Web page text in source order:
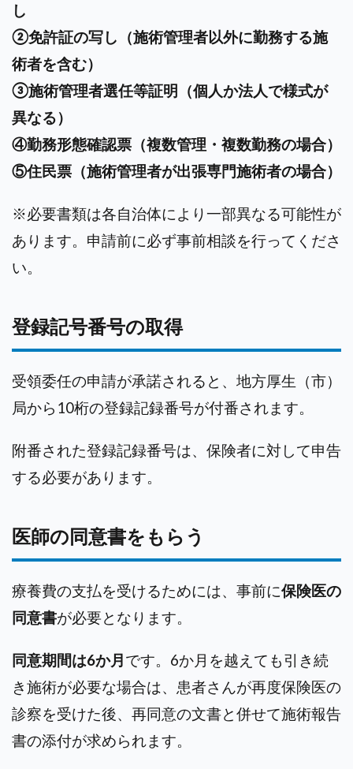
し
②免許証の写し（施術管理者以外に勤務する施
術者を含む）
③施術管理者選任等証明（個人か法人で様式が
異なる）
④勤務形態確認票（複数管理・複数勤務の場合）
⑤住民票（施術管理者が出張専門施術者の場合）
※必要書類は各自治体により一部異なる可能性が
あります。申請前に必ず事前相談を行ってくださ
い。
登録記号番号の取得
受領委任の申請が承諾されると、地方厚生（市）
局から10桁の登録記録番号が付番されます。
附番された登録記録番号は、保険者に対して申告
する必要があります。
医師の同意書をもらう
療養費の支払を受けるためには、事前に保険医の
同意書が必要となります。
同意期間は6か月 です。6か月を越えても引き続
き施術が必要な場合は、患者さんが再度保険医の
診察を受けた後、再同意の文書と併せて施術報告
書の添付が求められます。